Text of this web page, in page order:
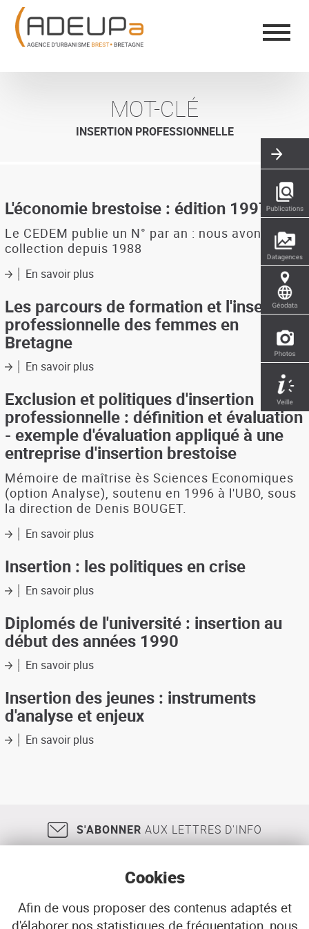
Aller
contenu
principal
MOT-CLÉ
INSERTION PROFESSIONNELLE
L'économie brestoise : édition 1997
Le CEDEM publie un N° par an : nous avons la
collection depuis 1988
En savoir plussur
brestoise
:
édition
Les parcours de formation et l'insertion
professionnelle des femmes en
Bretagne
En savoir plussur
parcours
de
formation
et
l'insertion
professionnelle
des
femmes
en
Exclusion et politiques d'insertion
professionnelle : définition et évaluation
- exemple d'évaluation appliqué à une
entreprise d'insertion brestoise
Mémoire de maîtrise ès Sciences Economiques
(option Analyse), soutenu en 1996 à l'UBO, sous
la direction de Denis BOUGET.
En savoir plussur
et
politiques
d'insertion
:
définition
et
-
d'évaluation
appliqué
une
Insertion : les politiques en crise
En savoir plussur
:
les
politiques
crise
Diplomés de l'université : insertion au
début des années 1990
En savoir plussur
de
l'université
:
au
Insertion des jeunes : instruments
d'analyse et enjeux
En savoir plussur
d'analyse
et
enjeux
S'ABONNER AUX LETTRES D'INFO
Panneau de gestion des cookies
Cookies
Afin de vous proposer des contenus adaptés et